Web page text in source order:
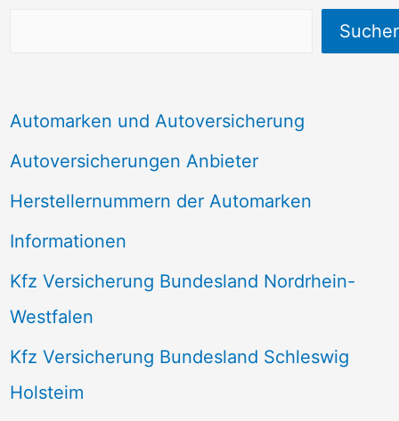
Automarken und Autoversicherung
Autoversicherungen Anbieter
Herstellernummern der Automarken
Informationen
Kfz Versicherung Bundesland Nordrhein-
Westfalen
Kfz Versicherung Bundesland Schleswig
Holsteim